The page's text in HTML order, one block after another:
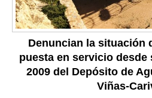
Denuncian la situación
puesta en servicio
2009 del Depósito de
Viñas-